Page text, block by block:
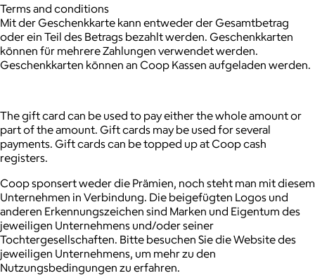
Terms and conditions
Mit der Geschenkkarte kann entweder der Gesamtbetrag
oder ein Teil des Betrags bezahlt werden. Geschenkkarten
können für mehrere Zahlungen verwendet werden.
Geschenkkarten können an Coop Kassen aufgeladen werden.
The gift card can be used to pay either the whole amount or
part of the amount. Gift cards may be used for several
payments. Gift cards can be topped up at Coop cash
registers.
Coop sponsert weder die Prämien, noch steht man mit diesem
Unternehmen in Verbindung. Die beigefügten Logos und
anderen Erkennungszeichen sind Marken und Eigentum des
jeweiligen Unternehmens und/oder seiner
Tochtergesellschaften. Bitte besuchen Sie die Website des
jeweiligen Unternehmens, um mehr zu den
Nutzungsbedingungen zu erfahren.